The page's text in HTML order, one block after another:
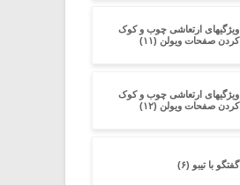
ویژگیهای ارتعاشی چوب و کوک
کردن صفحات ویولن (۱۱)
ویژگیهای ارتعاشی چوب و کوک
کردن صفحات ویولن (۱۲)
گفتگو با تیبو (۶)